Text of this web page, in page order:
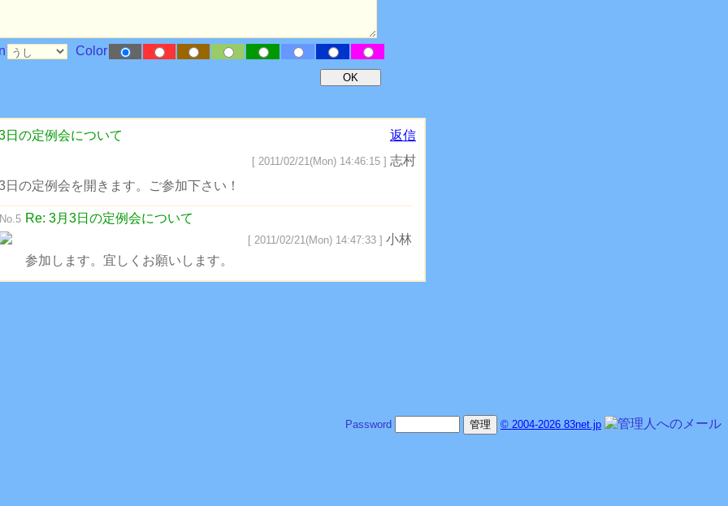
Color
日の定例会について 返信
[ 2011/02/21(Mon) 14:46:15 ] 志村
日の定例会を開きます。ご参加下さい！
No.5 Re: 3月3日の定例会について
[ 2011/02/21(Mon) 14:47:33 ] 小林
参加します。宜しくお願いします。
Password © 2004-2026 83net.jp